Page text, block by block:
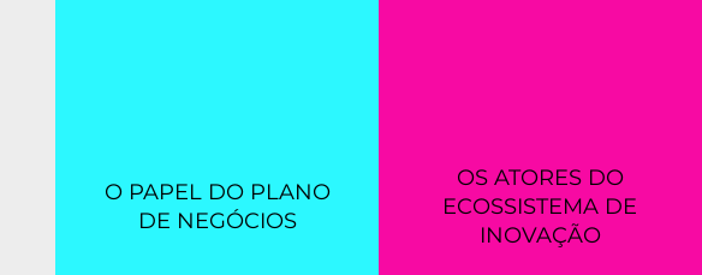
O PAPEL DO PLANO
DE NEGÓCIOS
OS ATORES DO
ECOSSISTEMA DE
INOVAÇÃO